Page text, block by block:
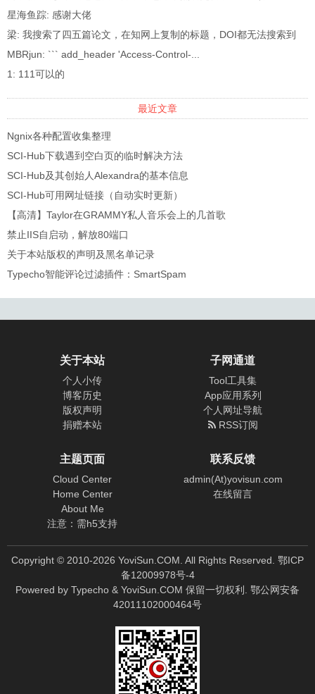
PHP8.0...
星海鱼踪: 感谢大佬
梁: 我搜索了四五篇论文，在知网上复制的标题，DOI都无法搜索到
MBRjun: ``` add_header 'Access-Control-...
1: 111可以的
最近文章
Ngnix各种配置收集整理
SCI-Hub下载遇到空白页的临时解决方法
SCI-Hub及其创始人Alexandra的基本信息
SCI-Hub可用网址链接（自动实时更新）
【高清】Taylor在GRAMMY私人音乐会上的几首歌
禁止IIS自启动，解放80端口
关于本站版权的声明及黑名单记录
Typecho智能评论过滤插件：SmartSpam
关于本站
个人小传
博客历史
版权声明
捐赠本站
子网通道
Tool工具集
App应用系列
个人网址导航
RSS订阅
主题页面
Cloud Center
Home Center
About Me
注意：需h5支持
联系反馈
admin(At)yovisun.com
在线留言
Copyright © 2010-2026 YoviSun.COM. All Rights Reserved. 鄂ICP
备12009978号-4
Powered by Typecho & YoviSun.COM 保留一切权利. 鄂公网安备
42011102000464号